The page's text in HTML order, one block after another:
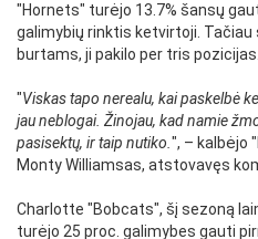
"Hornets" turėjo 13.7% šansų
galimybių rinktis ketvirtoji.
burtams, ji pakilo per tris pozicijas.
"Viskas tapo nerealu, kai paskelbė
jau neblogai. Žinojau, kad namie
pasisektų, ir taip nutiko. ", – kalbėjo
Monty Williamsas, atstovavęs
Charlotte "Bobcats", šį sezoną
turėjo 25 proc. galimybes gauti